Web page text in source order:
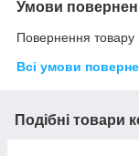
Умови
Повернення товару
Всі умови
Подібні товари